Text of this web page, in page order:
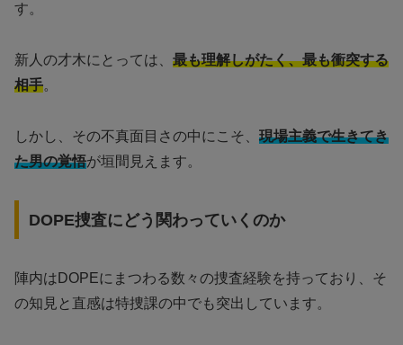
す。
新人の才木にとっては、 最も理解しがたく、最も衝突する
相手。
しかし、その不真面目さの中にこそ、 現場主義で生きてき
た男の覚悟が垣間見えます。
DOPE捜査にどう関わっていくのか
陣内はDOPEにまつわる数々の捜査経験を持っており、そ
の知見と直感は特捜課の中でも突出しています。